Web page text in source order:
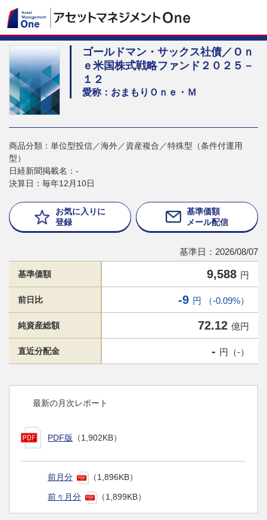
ゴールドマン・サックス社債／Ｏｎ
ｅ米国株式戦略ファンド２０２５－
１２
愛称：おまもりＯｎｅ・Ｍ
商品分類：単位型投信／海外／資産複合／特殊型（条件付運用
型）
日経新聞掲載名：-
決算日：毎年12月10日
お気に入りに
登録
基準価額
メール配信
基準日：2026/08/07
基準価額 9,588 円
前日比 -9 円 （-0.09%）
純資産総額 72.12 億円
直近分配金 - 円（-）
最新の月次レポート
PDF版 （1,902KB）
前月分 （1,896KB）
前々月分 （1,899KB）